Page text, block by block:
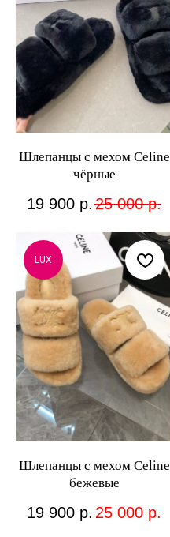
Шлепанцы с мехом Celine
чёрные
19 900 р. 25 000 р.
LUX
Шлепанцы с мехом Celine
бежевые
19 900 р. 25 000 р.